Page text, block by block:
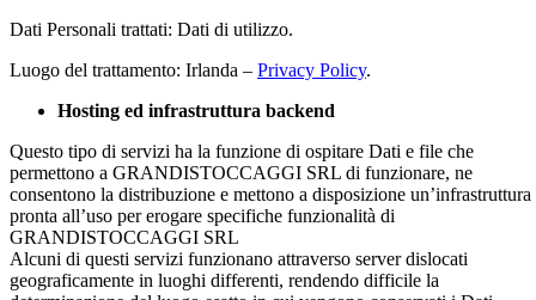
Dati Personali trattati: Dati di utilizzo.
Luogo del trattamento: Irlanda – Privacy Policy.
Hosting ed infrastruttura backend
Questo tipo di servizi ha la funzione di ospitare Dati e file che
permettono a GRANDISTOCCAGGI SRL di funzionare, ne
consentono la distribuzione e mettono a disposizione un’infrastruttura
pronta all’uso per erogare specifiche funzionalità di
GRANDISTOCCAGGI SRL
Alcuni di questi servizi funzionano attraverso server dislocati
geograficamente in luoghi differenti, rendendo difficile la